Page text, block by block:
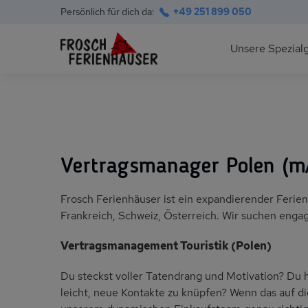
Persönlich für dich da: +49 251 899 050
Hauptnavigation
Unsere
Ferienhäuser am
Alpen im Sommer
Skihütten &
Gruppenhäuser
Vertragsmanager Polen
Frosch Ferienhäuser ist ein expandierender
Frankreich, Schweiz, Österreich. Wir suchen
Vertragsmanagement Touristik (Polen)
Du steckst voller Tatendrang und Motivation? Du
leicht, neue Kontakte zu knüpfen? Wenn das auf